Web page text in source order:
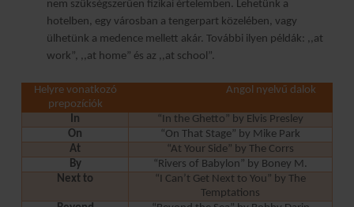
nem szükségszerűen fizikai értelemben. Lehetünk a
hotelben, egy városban a tengerpart közelében, vagy
ülhetünk a medence mellett akár. További ilyen példák: ,,at
work”, ,,at home” és az ,,at school”.
Helyre vonatkozó
prepozíciók
Angol nyelvű dalok
In
“In the Ghetto” by Elvis Presley
On
“On That Stage” by Mike Park
At
“At Your Side” by The Corrs
By
“Rivers of Babylon” by Boney M.
Next to
“I Can’t Get Next to You” by The
Temptations